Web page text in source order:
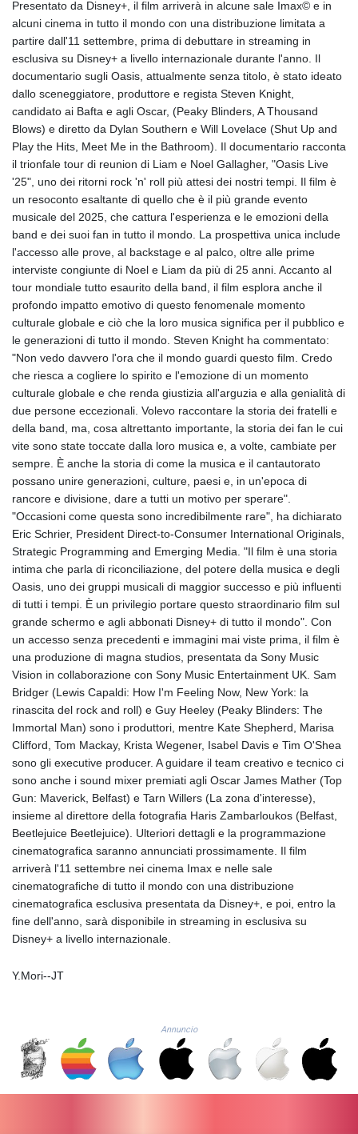
GEL 3.017966
GGP 0.859288
GHS 13.596606
GIP 0.859288
GMD 84.980421
GNF
10145.090599
GTQ 8.820142
GYD 241.849406
HKD 9.067746
HNL 31.077375
HRK 7.536622
HTG 151.150865
HUF 363.096405
IDR
20580.370421
ILS 3.468234
IMP 0.859288
INR 109.992259
IQD
1515.115748
IRR
1590322.371805
ISK 142.598215
JEP 0.859288
JMD 183.583315
JOD 0.819746
JPY 182.445186
KES 148.887592
KGS 101.104505
KHR
4685.244046
KMF 492.514185
KRW
1627.712241
KWD 0.356853
KYD 0.963346
KZT 541.784389
LAK
26108.437325
LBP
103531.946431
LKR 387.745291
LRD 209.896866
LSL 18.648909
LTL 3.413768
LVL 0.699335
LYD 7.358849
MAD 10.757887
MDL 20.102303
MGA
4982.944983
MKD 61.70777
MRU 46.349915
MUR 54.396619
MVR 17.862733
Presentato da Disney+, il film arriverà in alcune sale Imax© e in
alcuni cinema in tutto il mondo con una distribuzione limitata a
partire dall'11 settembre, prima di debuttare in streaming in
esclusiva su Disney+ a livello internazionale durante l'anno. Il
documentario sugli Oasis, attualmente senza titolo, è stato ideato
dallo sceneggiatore, produttore e regista Steven Knight,
candidato ai Bafta e agli Oscar, (Peaky Blinders, A Thousand
Blows) e diretto da Dylan Southern e Will Lovelace (Shut Up and
Play the Hits, Meet Me in the Bathroom). Il documentario racconta
il trionfale tour di reunion di Liam e Noel Gallagher, "Oasis Live
'25", uno dei ritorni rock 'n' roll più attesi dei nostri tempi. Il film è
un resoconto esaltante di quello che è il più grande evento
musicale del 2025, che cattura l'esperienza e le emozioni della
band e dei suoi fan in tutto il mondo. La prospettiva unica include
l'accesso alle prove, al backstage e al palco, oltre alle prime
interviste congiunte di Noel e Liam da più di 25 anni. Accanto al
tour mondiale tutto esaurito della band, il film esplora anche il
profondo impatto emotivo di questo fenomenale momento
culturale globale e ciò che la loro musica significa per il pubblico e
le generazioni di tutto il mondo. Steven Knight ha commentato:
"Non vedo davvero l'ora che il mondo guardi questo film. Credo
che riesca a cogliere lo spirito e l'emozione di un momento
culturale globale e che renda giustizia all'arguzia e alla genialità di
due persone eccezionali. Volevo raccontare la storia dei fratelli e
della band, ma, cosa altrettanto importante, la storia dei fan le cui
vite sono state toccate dalla loro musica e, a volte, cambiate per
sempre. È anche la storia di come la musica e il cantautorato
possano unire generazioni, culture, paesi e, in un'epoca di
rancore e divisione, dare a tutti un motivo per sperare".
"Occasioni come questa sono incredibilmente rare", ha dichiarato
Eric Schrier, President Direct-to-Consumer International Originals,
Strategic Programming and Emerging Media. "Il film è una storia
intima che parla di riconciliazione, del potere della musica e degli
Oasis, uno dei gruppi musicali di maggior successo e più influenti
di tutti i tempi. È un privilegio portare questo straordinario film sul
grande schermo e agli abbonati Disney+ di tutto il mondo". Con
un accesso senza precedenti e immagini mai viste prima, il film è
una produzione di magna studios, presentata da Sony Music
Vision in collaborazione con Sony Music Entertainment UK. Sam
Bridger (Lewis Capaldi: How I'm Feeling Now, New York: la
rinascita del rock and roll) e Guy Heeley (Peaky Blinders: The
Immortal Man) sono i produttori, mentre Kate Shepherd, Marisa
Clifford, Tom Mackay, Krista Wegener, Isabel Davis e Tim O'Shea
sono gli executive producer. A guidare il team creativo e tecnico ci
sono anche i sound mixer premiati agli Oscar James Mather (Top
Gun: Maverick, Belfast) e Tarn Willers (La zona d'interesse),
insieme al direttore della fotografia Haris Zambarloukos (Belfast,
Beetlejuice Beetlejuice). Ulteriori dettagli e la programmazione
cinematografica saranno annunciati prossimamente. Il film
arriverà l'11 settembre nei cinema Imax e nelle sale
cinematografiche di tutto il mondo con una distribuzione
cinematografica esclusiva presentata da Disney+, e poi, entro la
fine dell'anno, sarà disponibile in streaming in esclusiva su
Disney+ a livello internazionale.
Y.Mori--JT
Annuncio